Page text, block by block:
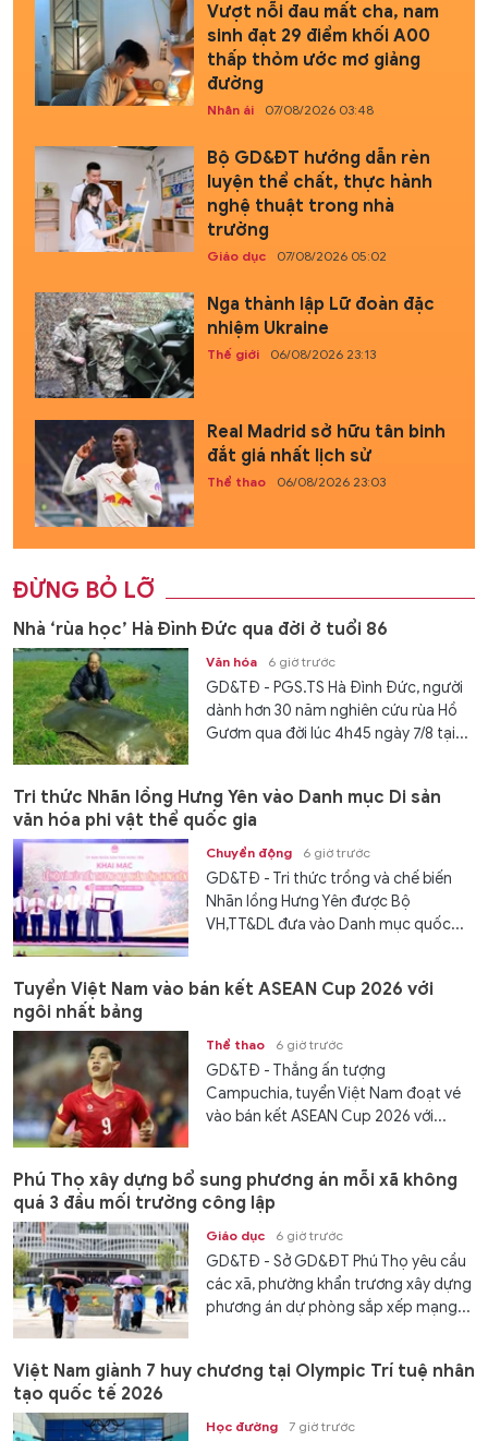
Vượt nỗi đau mất cha, nam
sinh đạt 29 điểm khối A00
thấp thỏm ước mơ giảng
đường
Nhân ái 07/08/2026 03:48
Bộ GD&ĐT hướng dẫn rèn
luyện thể chất, thực hành
nghệ thuật trong nhà
trường
Giáo dục 07/08/2026 05:02
Nga thành lập Lữ đoàn đặc
nhiệm Ukraine
Thế giới 06/08/2026 23:13
Real Madrid sở hữu tân binh
đắt giá nhất lịch sử
Thể thao 06/08/2026 23:03
ĐỪNG BỎ LỠ
Nhà ‘rùa học’ Hà Đình Đức qua đời ở tuổi 86
Văn hóa 6 giờ trước
GD&TĐ - PGS.TS Hà Đình Đức, người
dành hơn 30 năm nghiên cứu rùa Hồ
Gươm qua đời lúc 4h45 ngày 7/8 tại...
Tri thức Nhãn lồng Hưng Yên vào Danh mục Di sản
văn hóa phi vật thể quốc gia
Chuyển động 6 giờ trước
GD&TĐ - Tri thức trồng và chế biến
Nhãn lồng Hưng Yên được Bộ
VH,TT&DL đưa vào Danh mục quốc...
Tuyển Việt Nam vào bán kết ASEAN Cup 2026 với
ngôi nhất bảng
Thể thao 6 giờ trước
GD&TĐ - Thắng ấn tượng
Campuchia, tuyển Việt Nam đoạt vé
vào bán kết ASEAN Cup 2026 với...
Phú Thọ xây dựng bổ sung phương án mỗi xã không
quá 3 đầu mối trường công lập
Giáo dục 6 giờ trước
GD&TĐ - Sở GD&ĐT Phú Thọ yêu cầu
các xã, phường khẩn trương xây dựng
phương án dự phòng sắp xếp mạng...
Việt Nam giành 7 huy chương tại Olympic Trí tuệ nhân
tạo quốc tế 2026
Học đường 7 giờ trước